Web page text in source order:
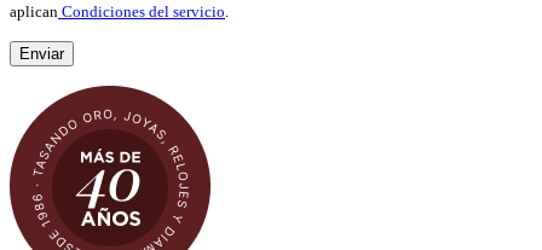
aplican Condiciones del servicio